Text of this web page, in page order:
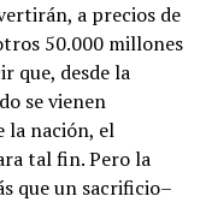
a precios de
50.000 millones
que, desde la
se vienen
la nación, el
tal fin. Pero la
que un sacrificio–